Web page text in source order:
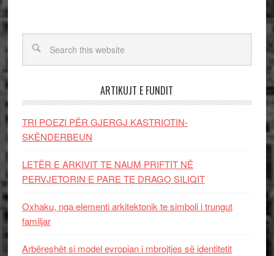
ARTIKUJT E FUNDIT
TRI POEZI PËR GJERGJ KASTRIOTIN-
SKËNDERBEUN
LETËR E ARKIVIT TE NAUM PRIFTIT NË
PERVJETORIN E PARE TE DRAGO SILIQIT
Oxhaku, nga elementi arkitektonik te simboli i trungut
familjar
Arbëreshët si model evropian i mbrojtjes së identitetit